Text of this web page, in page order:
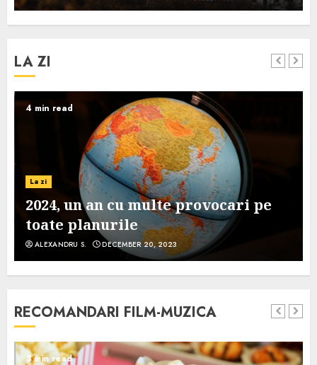
LA ZI
4 min read
La zi
2024, un an cu multe provocari pe
toate planurile
ALEXANDRU S. DECEMBER 20, 2023
RECOMANDARI FILM-MUZICA
3 min read